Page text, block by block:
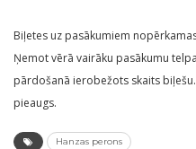
Biļetes uz pasākumiem
Ņemot vērā vairāku pasākumu
pārdošanā ierobežots skaits
pieaugs.
Hanzas perons